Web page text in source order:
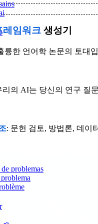
problemas
레임워크 생성기
륭한 언어학 논문의 토대
리의 AI는 당신의 연구 질
: 문헌 검토, 방법론, 데이